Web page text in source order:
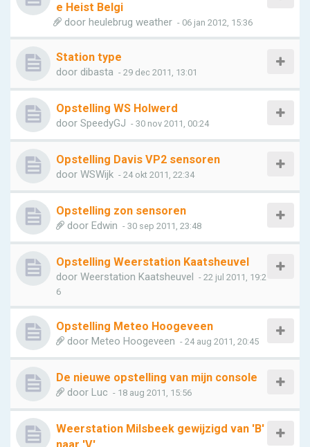
e Heist Belgi
door heulebrug weather - 06 jan 2012, 15:36
Station type
door dibasta - 29 dec 2011, 13:01
Opstelling WS Holwerd
door SpeedyGJ - 30 nov 2011, 00:24
Opstelling Davis VP2 sensoren
door WSWijk - 24 okt 2011, 22:34
Opstelling zon sensoren
door Edwin - 30 sep 2011, 23:48
Opstelling Weerstation Kaatsheuvel
door Weerstation Kaatsheuvel - 22 jul 2011, 19:2
6
Opstelling Meteo Hoogeveen
door Meteo Hoogeveen - 24 aug 2011, 20:45
De nieuwe opstelling van mijn console
door Luc - 18 aug 2011, 15:56
Weerstation Milsbeek gewijzigd van 'B'